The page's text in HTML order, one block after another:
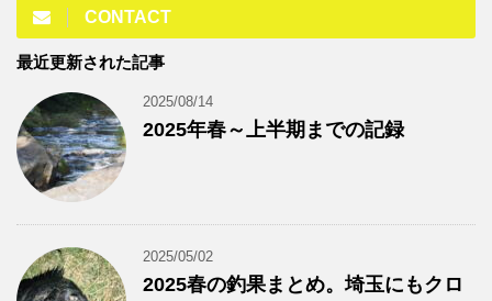
CONTACT
最近更新された記事
2025/08/14
2025年春～上半期までの記録
2025/05/02
2025春の釣果まとめ。埼玉にもクロ